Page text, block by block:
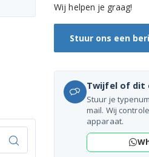
Wij helpen je graag!
Stuur ons een
Twijfel of dit
Stuur je
mail. Wij
apparaat.